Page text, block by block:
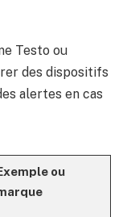
Testo ou
des dispositifs
alertes en cas
ou